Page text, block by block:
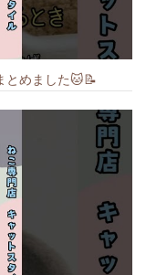
とめました️🐱📝